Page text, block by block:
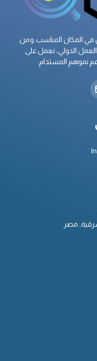
في المكان المناسب. ومن
الدولي، نعمل على
نموهم المستدام.
مصر